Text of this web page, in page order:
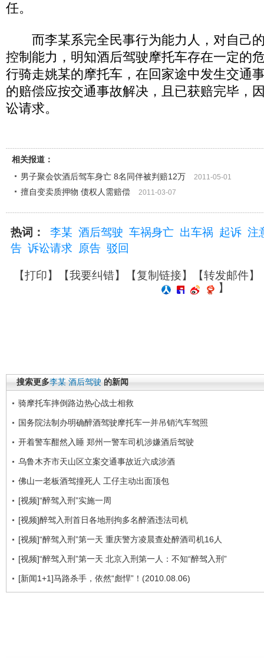
任。
而李某系完全民事行为能力人，对自己
控制能力，明知酒后驾驶摩托车存在一定的
行骑走姚某的摩托车，在回家途中发生交通
的赔偿应按交通事故解决，且已获赔完毕，
讼请求。
相关报道：
男子聚会饮酒后驾车身亡 8名同伴被判赔12万
2011-05-01
擅自变卖质押物 债权人需赔偿 2011-03-07
热词： 李某 酒后驾驶 车祸身亡 出车祸 起诉 注
告 诉讼请求 原告 驳回
【打印】【我要纠错】【复制链接】【转发邮件】
】
搜索更多李某 酒后驾驶 的新闻
骑摩托车摔倒路边热心战士相救
国务院法制办明确醉酒驾驶摩托车一并吊销汽车驾照
开着警车酣然入睡 郑州一警车司机涉嫌酒后驾驶
乌鲁木齐市天山区立案交通事故近六成涉酒
佛山一老板酒驾撞死人 工仔主动出面顶包
[视频]“醉驾入刑”实施一周
[视频]醉驾入刑首日各地刑拘多名醉酒违法司机
[视频]“醉驾入刑”第一天 重庆警方凌晨查处醉酒司机16人
[视频]“醉驾入刑”第一天 北京入刑第一人：不知“醉驾入刑”
[新闻1+1]马路杀手，依然“彪悍”！(2010.08.06)